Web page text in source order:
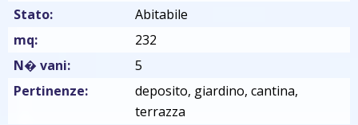
Stato:
Abitabile
mq:
232
N� vani:
5
Pertinenze:
deposito, giardino, cantina,
terrazza